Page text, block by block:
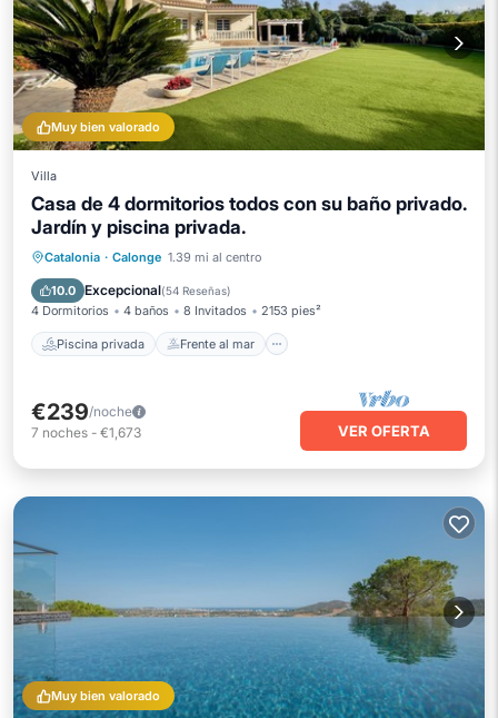
Muy bien valorado
Villa
Casa de 4 dormitorios todos con su baño privado.
Jardín y piscina privada.
Catalonia · Calonge 1.39 mi al centro
10.0 Excepcional(54 Reseñas)
4 Dormitorios 4 baños 8 Invitados 2153 pies²
Piscina privada Frente al mar
Piscina privada
Frente al mar
Aparcamiento
€239/noche
7 noches - €1,673 VER OFERTA
Muy bien valorado